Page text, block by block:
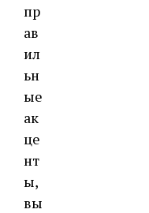
пр
ав
ил
ьн
ые
ак
це
нт
ы,
вы